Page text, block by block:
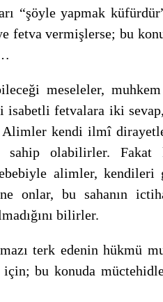
“şöyle yapmak
fetva vermişlerse; bu
meseleler, muhkem
isabetli fetvalara iki
kendi ilmî
sahip olabilirler. Fakat
alimler, kendileri
onlar, bu sahanın
bilirler.
terk edenin hükmü
bu konuda